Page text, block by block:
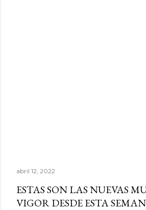
abril 12, 2022
ESTAS SON LAS NUEVAS
VIGOR DESDE ESTA